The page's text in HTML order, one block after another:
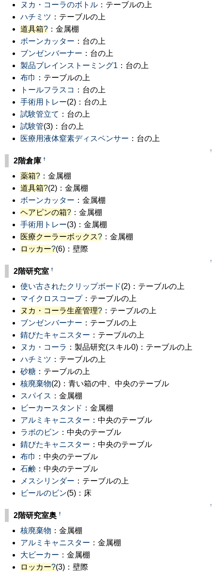
ヌカ・コーラのボトル ：テーブルの上
ハチミツ ：テーブルの上
道具箱? ：金属棚
ボーンカッター ：台の上
ブンゼンバーナー ：台の上
製品ブレインストーミング1 ：台の上
布巾 ：テーブルの上
トールフラスコ ：台の上
手術用トレー(2)：台の上
試験管立て ：台の上
試験管(3)：台の上
医療用液体窒素ディスペンサー ：台の上
↑
2階倉庫 †
薬箱? ：金属棚
道具箱?(2)：金属棚
ボーンカッター ：金属棚
ヘアピンの箱? ：金属棚
手術用トレー(3)：金属棚
医療クーラーボックス? ：金属棚
ロッカー?(6)：壁際
↑
2階研究室 †
使い古されたクリップボード(2)：テーブルの上
マイクロスコープ：テーブルの上
ヌカ・コーラ生産管理? ：テーブルの上
ブンゼンバーナー ：テーブルの上
錆びたキャニスター ：テーブルの上
ヌカ・コーラ ：製品研究(スキル0)：テーブルの上
ハチミツ ：テーブルの上
砂糖 ：テーブルの上
核廃棄物(2)：青い箱の中、中央のテーブル
スパイス ：金属棚
ビーカースタンド ：金属棚
アルミキャニスター ：中央のテーブル
ラボのビン ：中央のテーブル
錆びたキャニスター ：中央のテーブル
布巾 ：中央のテーブル
石鹸 ：中央のテーブル
メスシリンダー ：テーブルの上
ビールのビン(5)：床
↑
2階研究室奥 †
核廃棄物 ：金属棚
アルミキャニスター ：金属棚
大ビーカー ：金属棚
ロッカー?(3)：壁際